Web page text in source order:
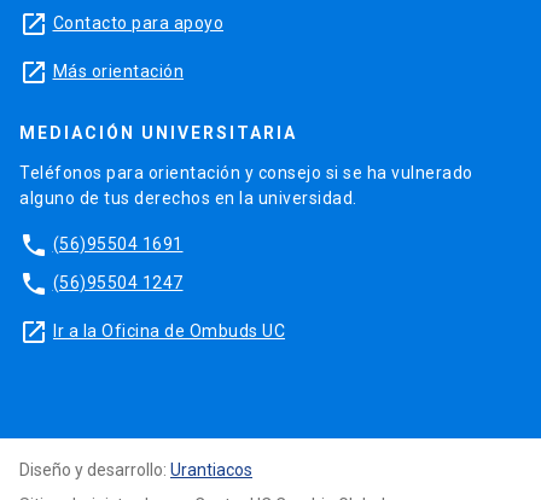
launch Contacto para apoyo
launch Más orientación
MEDIACIÓN UNIVERSITARIA
Teléfonos para orientación y consejo si se ha vulnerado
alguno de tus derechos en la universidad.
phone (56)95504 1691
phone (56)95504 1247
launch Ir a la Oficina de Ombuds UC
Diseño y desarrollo: Urantiacos